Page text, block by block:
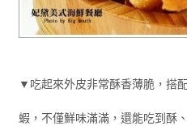
▼吃起來外皮非常酥香薄脆，搭
蝦，不僅鮮味滿滿，還能吃到酥